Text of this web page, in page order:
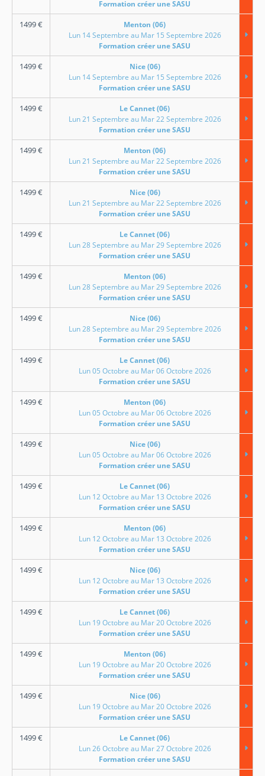
Formation créer une SASU
1499€
Menton (06)
Lun 14 Septembre au Mar 15 Septembre 2026
Formation créer une SASU
1499€
Nice (06)
Lun 14 Septembre au Mar 15 Septembre 2026
Formation créer une SASU
1499€
Le Cannet (06)
Lun 21 Septembre au Mar 22 Septembre 2026
Formation créer une SASU
1499€
Menton (06)
Lun 21 Septembre au Mar 22 Septembre 2026
Formation créer une SASU
1499€
Nice (06)
Lun 21 Septembre au Mar 22 Septembre 2026
Formation créer une SASU
1499€
Le Cannet (06)
Lun 28 Septembre au Mar 29 Septembre 2026
Formation créer une SASU
1499€
Menton (06)
Lun 28 Septembre au Mar 29 Septembre 2026
Formation créer une SASU
1499€
Nice (06)
Lun 28 Septembre au Mar 29 Septembre 2026
Formation créer une SASU
1499€
Le Cannet (06)
Lun 05 Octobre au Mar 06 Octobre 2026
Formation créer une SASU
1499€
Menton (06)
Lun 05 Octobre au Mar 06 Octobre 2026
Formation créer une SASU
1499€
Nice (06)
Lun 05 Octobre au Mar 06 Octobre 2026
Formation créer une SASU
1499€
Le Cannet (06)
Lun 12 Octobre au Mar 13 Octobre 2026
Formation créer une SASU
1499€
Menton (06)
Lun 12 Octobre au Mar 13 Octobre 2026
Formation créer une SASU
1499€
Nice (06)
Lun 12 Octobre au Mar 13 Octobre 2026
Formation créer une SASU
1499€
Le Cannet (06)
Lun 19 Octobre au Mar 20 Octobre 2026
Formation créer une SASU
1499€
Menton (06)
Lun 19 Octobre au Mar 20 Octobre 2026
Formation créer une SASU
1499€
Nice (06)
Lun 19 Octobre au Mar 20 Octobre 2026
Formation créer une SASU
1499€
Le Cannet (06)
Lun 26 Octobre au Mar 27 Octobre 2026
Formation créer une SASU